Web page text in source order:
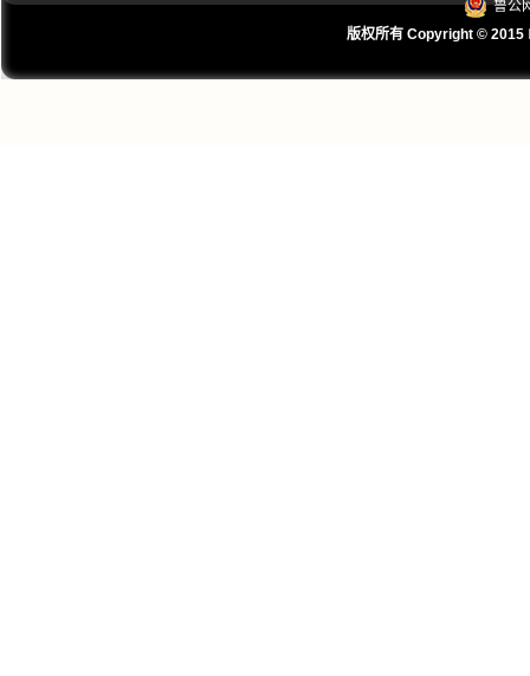
鲁公
版权所有 Copyright © 2015